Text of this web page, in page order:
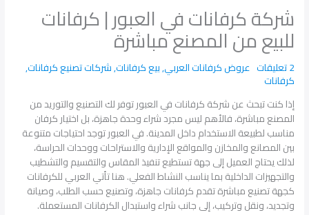
شركة كرفانات في العبور | كرفانات
للبيع من المصنع مباشرة
2 تعليقات عروض كرفانات العربي,بيع كرفانات,شركات تصنيع كرفانات,
كرفانات
إذا كنت تبحث عن شركة كرفانات في العبور توفر لك التصنيع والتوريد من
المصنع مباشرة، فالأهم ليس مجرد شراء وحدة جاهزة، بل اختيار كرفان
مناسب لطبيعة الاستخدام داخل المدينة. في العبور توجد احتياجات متنوعة
بين المصانع والمخازن والمواقع الإدارية والاستراحات ووحدات الحراسة،
لذلك يحتاج العميل إلى جهة تستطيع تنفيذ المقاس والتقسيم والتشطيب
والتجهيزات الداخلية بما يناسب النشاط الفعلي. هنا تأتي العربي للكرفانات
كجهة تصنيع مباشرة تقدم كرفانات جاهزة، وتصنيع حسب الطلب، وصيانة
وتجديد، ونقل وتركيب، إلى جانب شراء واستبدال الكرفانات المستعملة.